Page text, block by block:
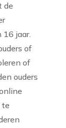
de
16 jaar.
of
of
ouders
te